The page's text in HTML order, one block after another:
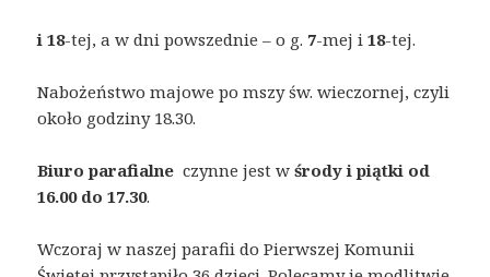
i 18-tej, a w dni powszednie – o g. 7-mej i18-tej.
Nabożeństwo majowe po mszy św. wieczornej, czyli
około godziny 18.30.
Biuro parafialne czynne jest wśrody i piątki od
16.00 do 17.30.
Wczoraj w naszej parafii do Pierwszej Komunii